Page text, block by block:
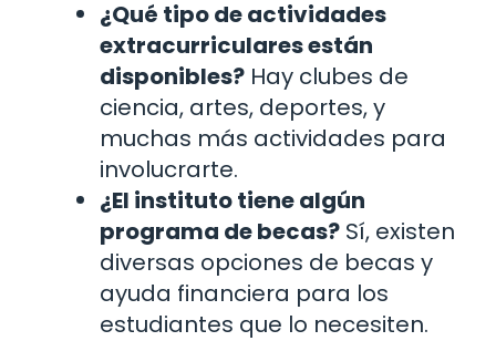
¿Qué tipo de actividades
extracurriculares están
disponibles? Hay clubes de
ciencia, artes, deportes, y
muchas más actividades para
involucrarte.
¿El instituto tiene algún
programa de becas? Sí, existen
diversas opciones de becas y
ayuda financiera para los
estudiantes que lo necesiten.